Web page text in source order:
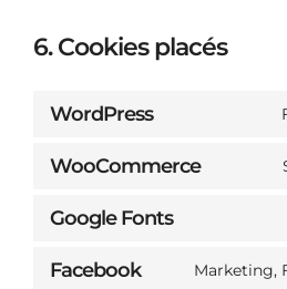
6. Cookies placés
WordPress
WooCommerce
Google Fonts
Facebook Marketing,